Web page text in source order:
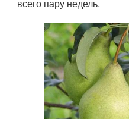
всего пару недель.